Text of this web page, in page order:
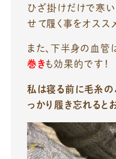
ひざ掛けだけで寒い
せて履く事をオススメ
また、下半身の血管
巻きも効果的です！
私は寝る前に毛糸の
っかり履き忘れると